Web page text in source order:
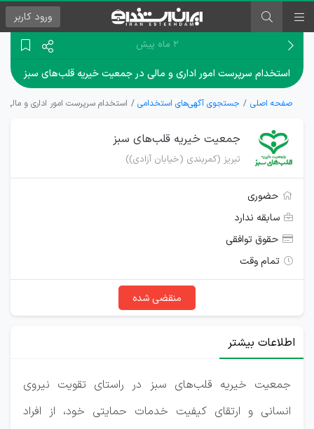
ورود کاربر
۲ ماه پیش
استخدام سرپرست امور اداری و مالی در جمعیت خیریه قلب‌های سبز
صفحه اصلی جستجوی آگهی‌های استخدامی استخدام سرپرست امور اداری و
جمعیت خیریه قلب‌های سبز
تبریز (کمربندی (خیابان آزادی))
حضوری
سابقه ندارد
حقوق توافقی
تمام وقت
منقضی شده
اطلاعات بیشتر
جمعیت خیریه قلب‌های سبز در راستای تقویت نیروی
انسانی و ارتقای کیفیت خدمات حمایتی خود، از افراد